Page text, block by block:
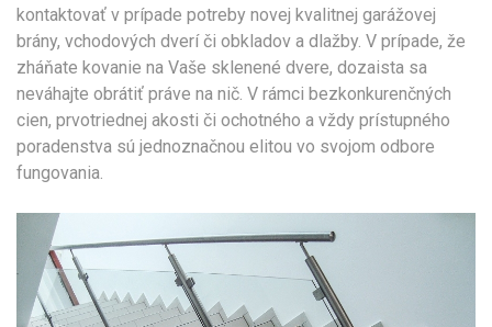
kontaktovať v prípade potreby novej kvalitnej garážovej
brány, vchodových dverí či obkladov a dlažby. V prípade, že
zháňate kovanie na Vaše sklenené dvere, dozaista sa
neváhajte obrátiť práve na nič. V rámci bezkonkurenčných
cien, prvotriednej akosti či ochotného a vždy prístupného
poradenstva sú jednoznačnou elitou vo svojom odbore
fungovania.